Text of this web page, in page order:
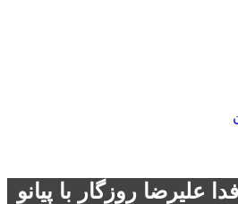
علیرضا روزگار با پیانو